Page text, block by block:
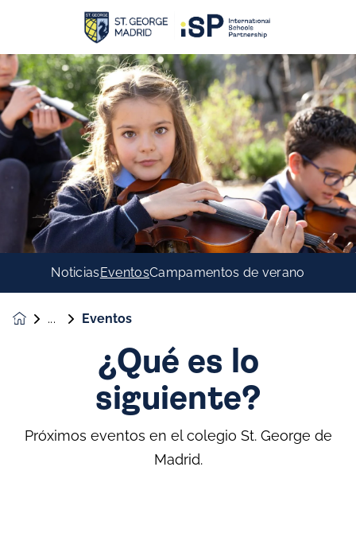
NoticiasEventosCampamentos de verano
Eventos
¿Qué es lo
siguiente?
Próximos eventos en el colegio St. George de
Madrid.